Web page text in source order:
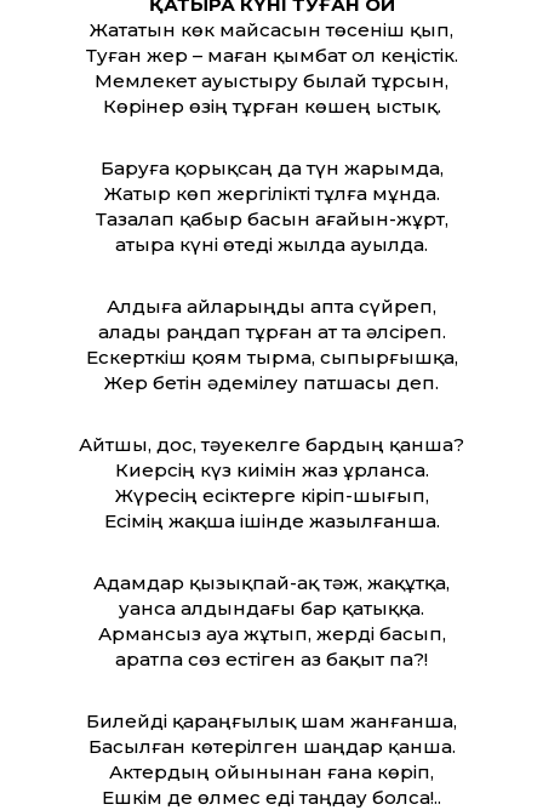
Жататын көк майсасын төсеніш қып,
Туған жер – маған қымбат ол кеңістік.
Мемлекет ауыстыру былай тұрсын,
Көрінер өзің тұрған көшең ыстық.
Баруға қорықсаң да түн жарымда,
Жатыр көп жергілікті тұлға мұнда.
Тазалап қабыр басын ағайын-жұрт,
Қатыра күні өтеді жылда ауылда.
Алдыға айларыңды апта сүйреп,
Қалады раңдап тұрған ат та әлсіреп.
Ескерткіш қоям тырма, сыпырғышқа,
Жер бетін әдемілеу патшасы деп.
Айтшы, дос, тәуекелге бардың қанша?
Киерсің күз киімін жаз ұрланса.
Жүресің есіктерге кіріп-шығып,
Есімің жақша ішінде жазылғанша.
Адамдар қызықпай-ақ тәж, жақұтқа,
Қуанса алдындағы бар қатыққа.
Армансыз ауа жұтып, жерді басып,
Қаратпа сөз естіген аз бақыт па?!
Билейді қараңғылық шам жанғанша,
Басылған көтерілген шаңдар қанша.
Актердың ойынынан ғана көріп,
Ешкім де өлмес еді таңдау болса!..